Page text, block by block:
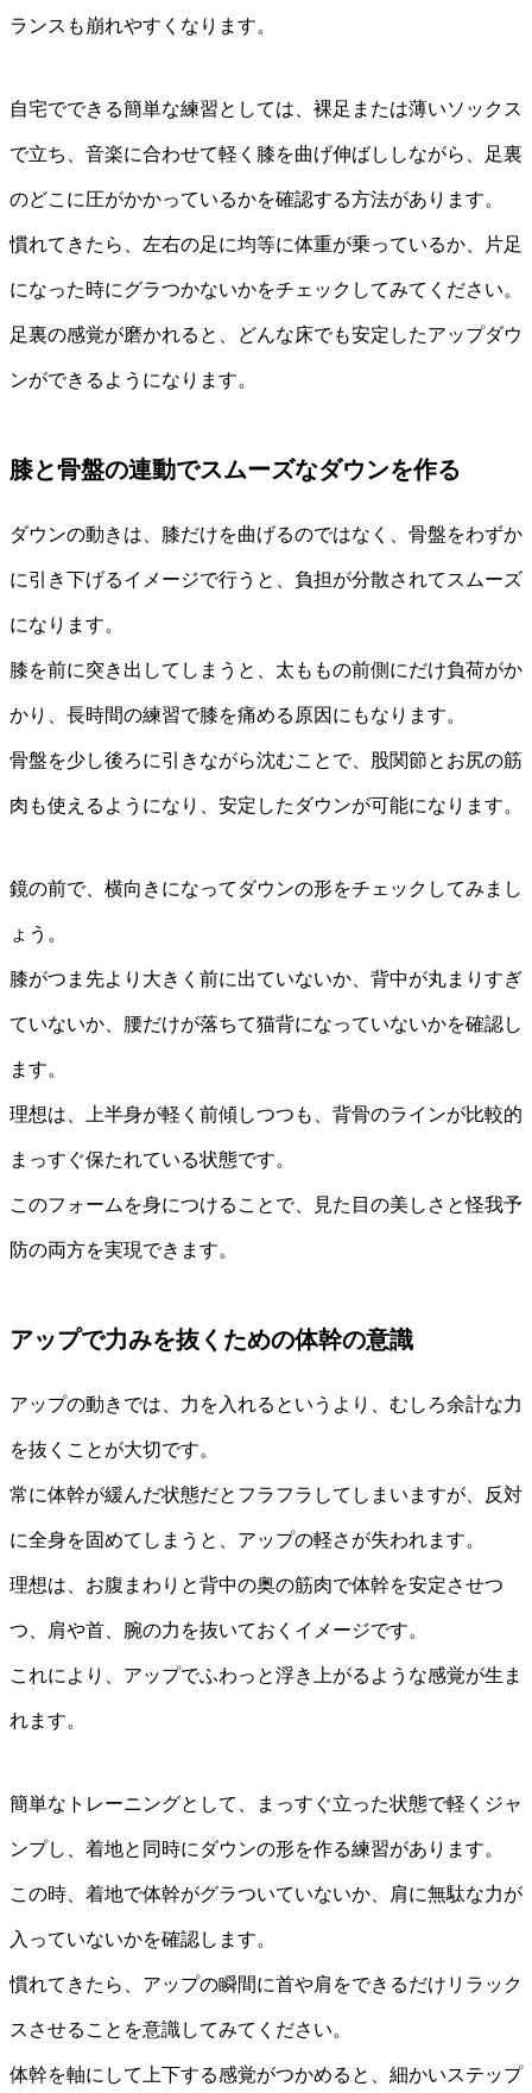
ランスも崩れやすくなります。
自宅でできる簡単な練習としては、裸足または薄いソックス
で立ち、音楽に合わせて軽く膝を曲げ伸ばししながら、足裏
のどこに圧がかかっているかを確認する方法があります。
慣れてきたら、左右の足に均等に体重が乗っているか、片足
になった時にグラつかないかをチェックしてみてください。
足裏の感覚が磨かれると、どんな床でも安定したアップダウ
ンができるようになります。
膝と骨盤の連動でスムーズなダウンを作る
ダウンの動きは、膝だけを曲げるのではなく、骨盤をわずか
に引き下げるイメージで行うと、負担が分散されてスムーズ
になります。
膝を前に突き出してしまうと、太ももの前側にだけ負荷がか
かり、長時間の練習で膝を痛める原因にもなります。
骨盤を少し後ろに引きながら沈むことで、股関節とお尻の筋
肉も使えるようになり、安定したダウンが可能になります。
鏡の前で、横向きになってダウンの形をチェックしてみまし
ょう。
膝がつま先より大きく前に出ていないか、背中が丸まりすぎ
ていないか、腰だけが落ちて猫背になっていないかを確認し
ます。
理想は、上半身が軽く前傾しつつも、背骨のラインが比較的
まっすぐ保たれている状態です。
このフォームを身につけることで、見た目の美しさと怪我予
防の両方を実現できます。
アップで力みを抜くための体幹の意識
アップの動きでは、力を入れるというより、むしろ余計な力
を抜くことが大切です。
常に体幹が緩んだ状態だとフラフラしてしまいますが、反対
に全身を固めてしまうと、アップの軽さが失われます。
理想は、お腹まわりと背中の奥の筋肉で体幹を安定させつ
つ、肩や首、腕の力を抜いておくイメージです。
これにより、アップでふわっと浮き上がるような感覚が生ま
れます。
簡単なトレーニングとして、まっすぐ立った状態で軽くジャ
ンプし、着地と同時にダウンの形を作る練習があります。
この時、着地で体幹がグラついていないか、肩に無駄な力が
入っていないかを確認します。
慣れてきたら、アップの瞬間に首や肩をできるだけリラック
スさせることを意識してみてください。
体幹を軸にして上下する感覚がつかめると、細かいステップ